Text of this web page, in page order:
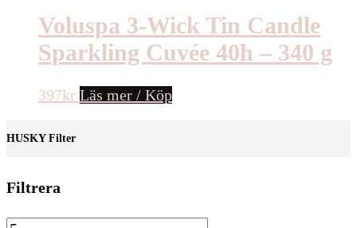
Voluspa 3-Wick Tin Candle
Sparkling Cuvée 40h – 340 g
397kr Läs mer / Köp
HUSKY Filter
Filtrera